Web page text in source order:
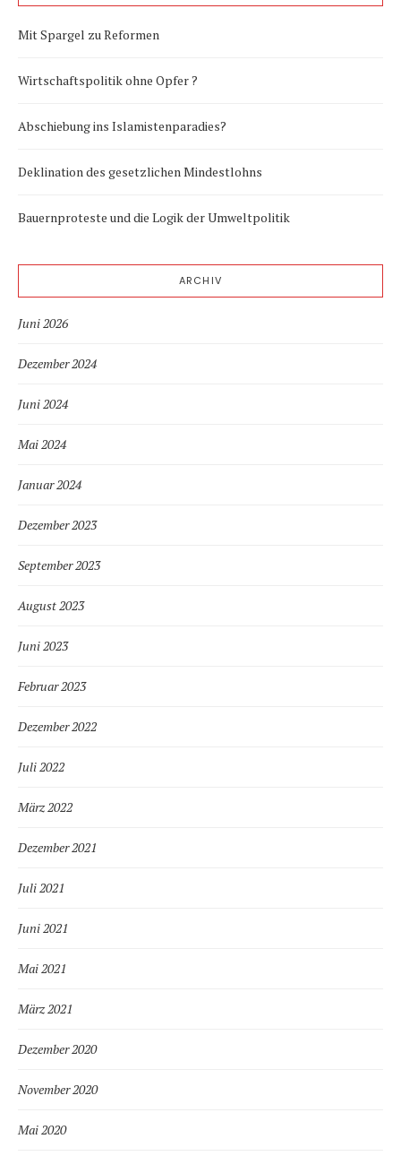
Mit Spargel zu Reformen
Wirtschaftspolitik ohne Opfer ?
Abschiebung ins Islamistenparadies?
Deklination des gesetzlichen Mindestlohns
Bauernproteste und die Logik der Umweltpolitik
ARCHIV
Juni 2026
Dezember 2024
Juni 2024
Mai 2024
Januar 2024
Dezember 2023
September 2023
August 2023
Juni 2023
Februar 2023
Dezember 2022
Juli 2022
März 2022
Dezember 2021
Juli 2021
Juni 2021
Mai 2021
März 2021
Dezember 2020
November 2020
Mai 2020